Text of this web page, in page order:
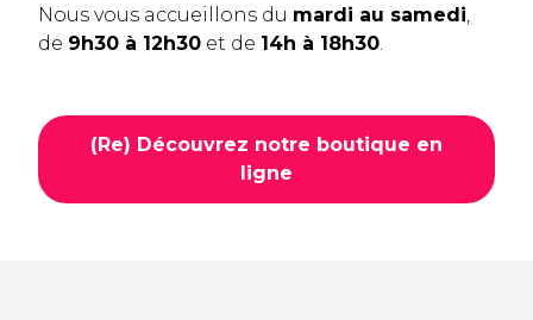
Nous vous accueillons du mardi au samedi,
de 9h30 à 12h30 et de 14h à 18h30.
(Re) Découvrez notre boutique en
ligne